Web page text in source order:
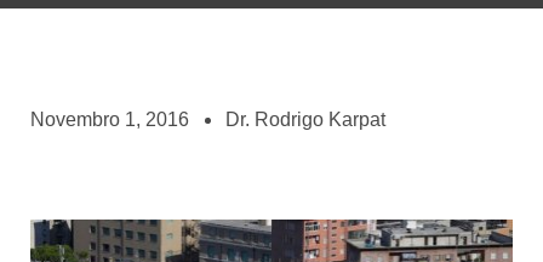
Novembro 1, 2016 Dr. Rodrigo Karpat